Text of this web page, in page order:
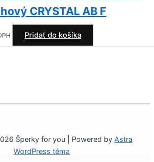
CRYSTAL AB F
Pridať do košíka
Šperky for you | Powered by Astra
WordPress téma